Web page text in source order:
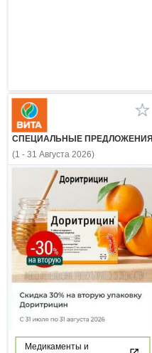
СПЕЦИАЛЬНЫЕ ПРЕДЛОЖЕНИЯ
(1 - 31 Августа 2026)
Медикаменты и